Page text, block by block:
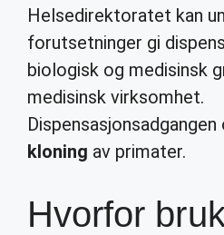
Helsedirektoratet kan
forutsetninger gi
biologisk og medisinsk
medisinsk virksomhet.
kloning av primater.
Hvorfor